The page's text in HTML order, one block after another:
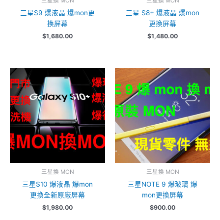
三星S9 爆液晶 爆mon更
換屏幕
$1,680.00
三星 S8+ 爆液晶 爆mon
更換屏幕
$1,480.00
三星換 MON
三星S10 爆液晶 爆mon
更換全新原廠屏幕
$1,980.00
三星換 MON
三星NOTE 9 爆玻璃 爆
mon更換屏幕
$900.00